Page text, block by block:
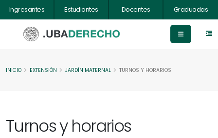
Ingresantes Estudiantes Docentes Graduadas
INICIO EXTENSIÓN JARDÍN MATERNAL TURNOS Y HORARIOS
Turnos y horarios